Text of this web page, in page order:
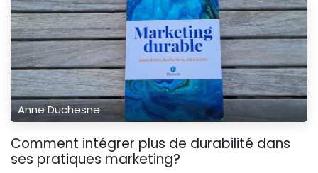
Anne Duchesne
Comment intégrer plus de durabilité dans
ses pratiques marketing?